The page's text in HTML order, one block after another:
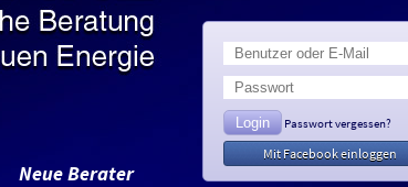
Passwort vergessen?
Mit Facebook einloggen
Neue Berater